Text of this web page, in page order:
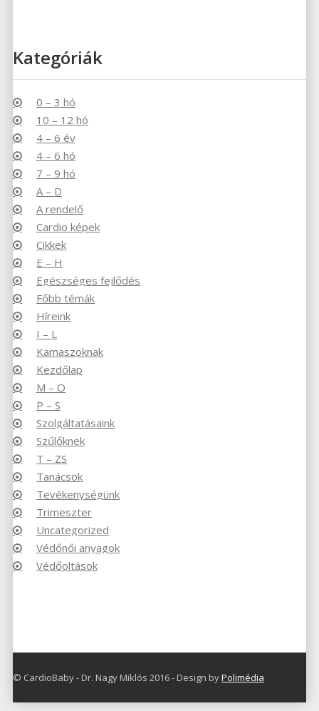
Kategóriák
0 – 3 hó
10 – 12 hó
4 – 6 év
4 – 6 hó
7 – 9 hó
A – D
A rendelő
Cardio képek
Cikkek
E – H
Egészséges fejlődés
Főbb témák
Híreink
I – L
Kamaszoknak
Kezdőlap
M – O
P – S
Szolgáltatásaink
Szűlőknek
T – ZS
Tanácsok
Tevékenységünk
Trimeszter
Uncategorized
Védőnői anyagok
Védőoltások
© CardioBaby - Dr. Nagy Miklós 2016 - Design byPolimédia